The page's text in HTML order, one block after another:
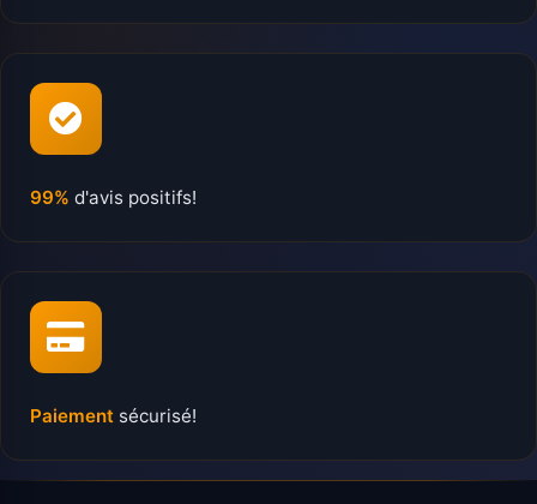
99% d'avis positifs!
Paiement sécurisé!